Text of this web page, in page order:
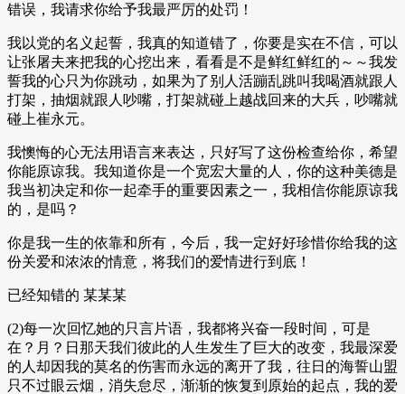
错误，我请求你给予我最严厉的处罚！
我以党的名义起誓，我真的知道错了，你要是实在不信，可以
让张屠夫来把我的心挖出来，看看是不是鲜红鲜红的～～我发
誓我的心只为你跳动，如果为了别人活蹦乱跳叫我喝酒就跟人
打架，抽烟就跟人吵嘴，打架就碰上越战回来的大兵，吵嘴就
碰上崔永元。
我懊悔的心无法用语言来表达，只好写了这份检查给你，希望
你能原谅我。我知道你是一个宽宏大量的人，你的这种美德是
我当初决定和你一起牵手的重要因素之一，我相信你能原谅我
的，是吗？
你是我一生的依靠和所有，今后，我一定好好珍惜你给我的这
份关爱和浓浓的情意，将我们的爱情进行到底！
已经知错的 某某某
(2)每一次回忆她的只言片语，我都将兴奋一段时间，可是
在？月？日那天我们彼此的人生发生了巨大的改变，我最深爱
的人却因我的莫名的伤害而永远的离开了我，往日的海誓山盟
只不过眼云烟，消失怠尽，渐渐的恢复到原始的起点，我的爱